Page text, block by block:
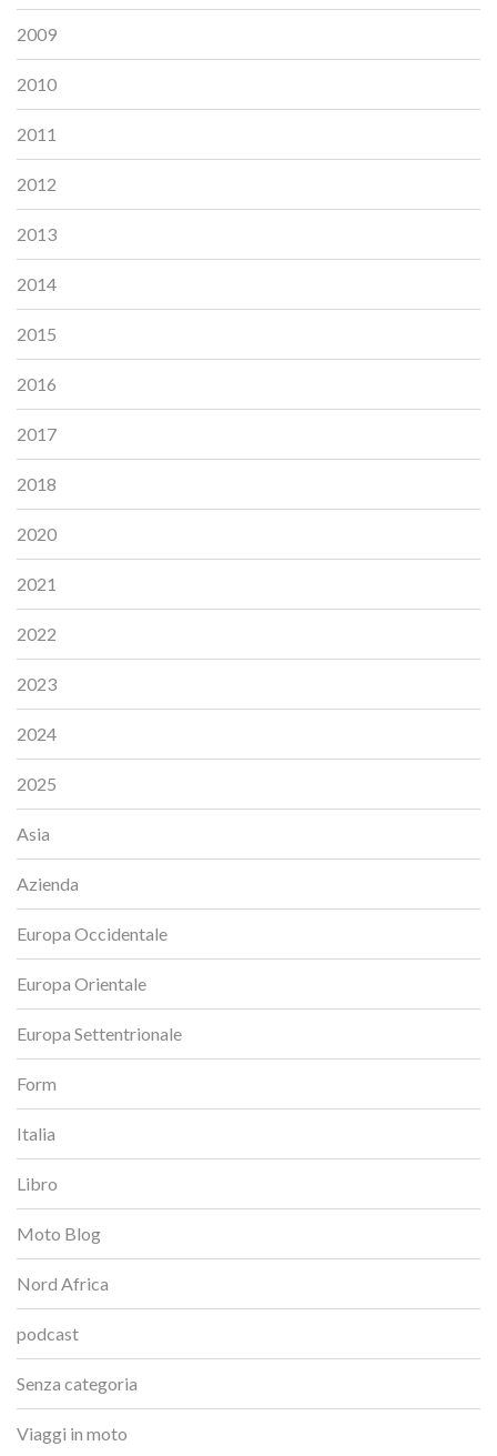
2009
2010
2011
2012
2013
2014
2015
2016
2017
2018
2020
2021
2022
2023
2024
2025
Asia
Azienda
Europa Occidentale
Europa Orientale
Europa Settentrionale
Form
Italia
Libro
Moto Blog
Nord Africa
podcast
Senza categoria
Viaggi in moto